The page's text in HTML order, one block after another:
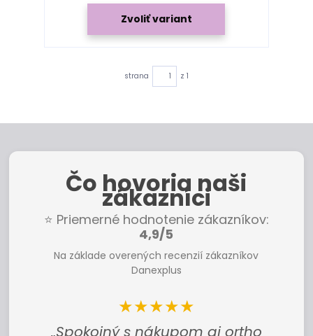
Zvoliť variant
strana z 1
Čo hovoria naši
zákazníci
⭐ Priemerné hodnotenie zákazníkov:
4,9/5
Na základe overených recenzií zákazníkov
Danexplus
★★★★★
„Spokojný s nákupom aj ortho